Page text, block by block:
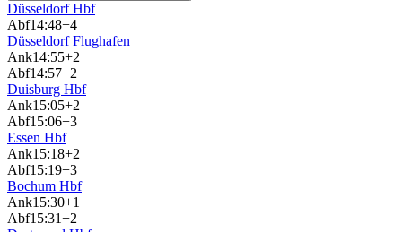
Düsseldorf Hbf
Abf14:48+4
Düsseldorf Flughafen
Ank14:55+2
Abf14:57+2
Duisburg Hbf
Ank15:05+2
Abf15:06+3
Essen Hbf
Ank15:18+2
Abf15:19+3
Bochum Hbf
Ank15:30+1
Abf15:31+2